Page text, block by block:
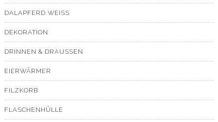
DALAPFERD WEISS
DEKORATION
DRINNEN & DRAUSSEN
EIERWÄRMER
FILZKORB
FLASCHENHÜLLE